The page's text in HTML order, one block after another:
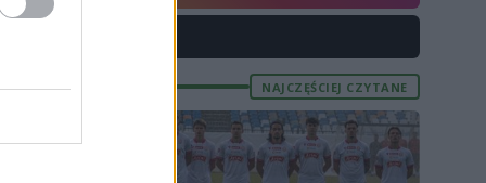
NAJCZĘŚCIEJ CZYTANE